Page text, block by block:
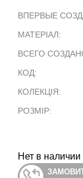
ВПЕРВЫЕ
МАТЕРІАЛ:
ВСЕГО
КОД:
КОЛЕКЦІЯ:
РОЗМІР:
Нет в наличии